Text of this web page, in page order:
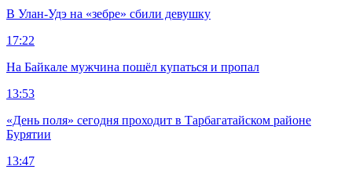
В Улан-Удэ на «зебре» сбили девушку
17:22
На Байкале мужчина пошёл купаться и пропал
13:53
«День поля» сегодня проходит в Тарбагатайском районе
Бурятии
13:47